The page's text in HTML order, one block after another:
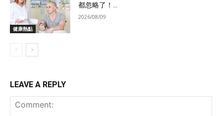
健康熱點
都忽略了！...
2026/08/09
LEAVE A REPLY